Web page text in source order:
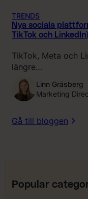
TRENDS
Nya sociala
TikTok och LinkedIn)
TikTok, Meta och
längre…
Linn Gräsberg
Marketing
Gå till bloggen
Popular